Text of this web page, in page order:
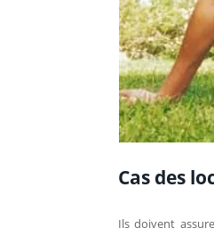
Cas des
Ils doivent